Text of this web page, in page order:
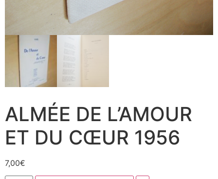
ALMÉE DE L’AMOUR
ET DU CŒUR 1956
7,00€